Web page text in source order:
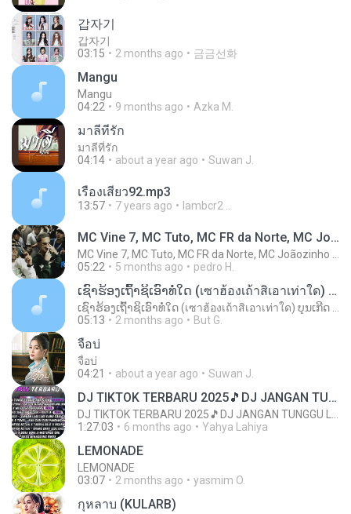
갑자기
갑자기
03:15
2 months ago 금금선화
Mangu
Mangu
04:22
9 months ago Azka M.
มาลีที่รัก
มาลีที่รัก
04:14
about a year ago Suwan J.
เรื่องเสียว92.mp3
13:57 7 years ago lambcr2 ..
MC Vine 7, MC Tuto, MC FR da Norte, MC Joãozinho VT, MC Dkzin
05:22
5 months ago pedro H.
ເຊົາຮ້ອງເຖົ້າຊິເອົາທໍ່ໃດ (เซาฮ้องเถ้าสิเอาเท่าใด) ບຸນເກີດ ຫນູຫ່ວງ ft. ໂສພາ ຈຸນທະລາ
05:13
2 months ago But G.
จื่อบ่
จื่อบ่
04:21
about a year ago Suwan J.
DJ TIKTOK TERBARU 2025🎵DJ JANGAN TUNGGU LAMA LAMA NANTI LAMA LAMA 🎵DJ SEDIA AKU SEBELUM HUJAN
1:27:03
6 months ago Yahya Lahiya
LEMONADE
LEMONADE
03:07
2 months ago yasmim O.
กุหลาบ (KULARB)